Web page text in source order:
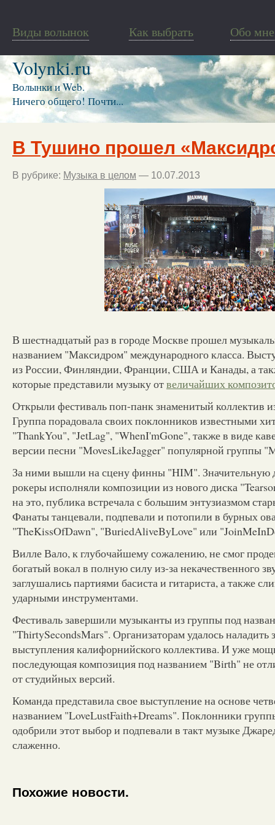
Виды волынок Как выбрать Обо мне
Volynki.ru
Волынки и Web.
Ничего общего! Почти...
В Тушино прошел
В рубрике: Музыка в целом — 10.07.2013
В шестнадцатый раз в городе Москве прошел
названием "Максидром" международного класса.
из России, Финляндии, Франции, США и Канады, а
которые представили музыку отвеличайших
Открыли фестиваль поп-панк знаменитый коллектив
Группа порадовала своих поклонников известными
"ThankYou", "JetLag", "WhenI'mGone", также в виде
версии песни "MovesLikeJagger" популярной группы
За ними вышли на сцену финны "HIM". Значительную
рокеры исполняли композиции из нового диска
на это, публика встречала с большим энтузиазмом
Фанаты танцевали, подпевали и потопили в бурных
"TheKissOfDawn", "BuriedAliveByLove" или
Вилле Вало, к глубочайшему сожалению, не смог
богатый вокал в полную силу из-за некачественного
заглушались партиями басиста и гитариста, а также
ударными инструментами.
Фестиваль завершили музыканты из группы под
"ThirtySecondsMars". Организаторам удалось наладить
выступления калифорнийского коллектива. И уже
последующая композиция под названием "Birth" не
от студийных версий.
Команда представила свое выступление на основе
названием "LoveLustFaith+Dreams". Поклонники
одобрили этот выбор и подпевали в такт музыке
слаженно.
Похожие новости.